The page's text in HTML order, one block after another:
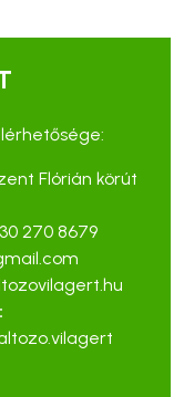
Flórián körút
270 8679